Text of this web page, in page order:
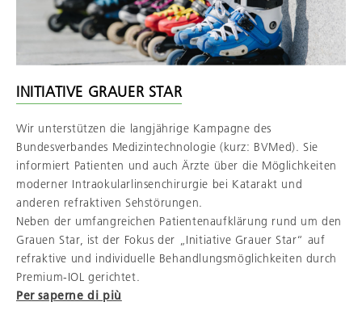
INITIATIVE GRAUER STAR
Wir unterstützen die langjährige Kampagne des
Bundesverbandes Medizintechnologie (kurz: BVMed). Sie
informiert Patienten und auch Ärzte über die Möglichkeiten
moderner Intraokularlinsenchirurgie bei Katarakt und
anderen refraktiven Sehstörungen.
Neben der umfangreichen Patientenaufklärung rund um den
Grauen Star, ist der Fokus der „Initiative Grauer Star“ auf
refraktive und individuelle Behandlungsmöglichkeiten durch
Premium-IOL gerichtet.
Per saperne di più